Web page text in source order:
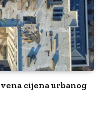
cijena urbanog